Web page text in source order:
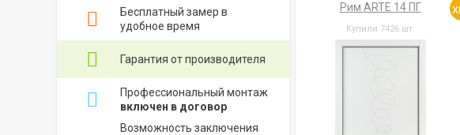
Бесплатный замер в
удобное время
Гарантия от производителя
Профессиональный монтаж
включен в договор
Возможность заключения
Рим ARTE 14 ПГ
Купили 7426 шт.